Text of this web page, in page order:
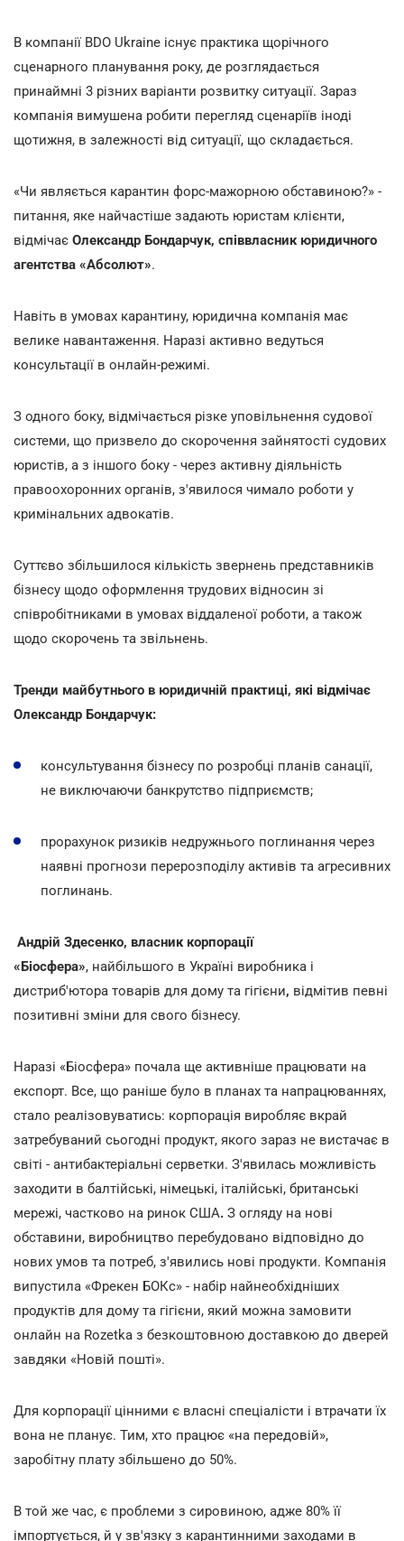
В компанії BDO Ukraine існує практика щорічного
сценарного планування року, де розглядається
принаймні 3 різних варіанти розвитку ситуації. Зараз
компанія вимушена робити перегляд сценаріїв іноді
щотижня, в залежності від ситуації, що складається.
«Чи являється карантин форс-мажорною обставиною?» -
питання, яке найчастіше задають юристам клієнти,
відмічає Олександр Бондарчук, співвласник юридичного
агентства «Абсолют».
Навіть в умовах карантину, юридична компанія має
велике навантаження. Наразі активно ведуться
консультації в онлайн-режимі.
З одного боку, відмічається різке уповільнення судової
системи, що призвело до скорочення зайнятості судових
юристів, а з іншого боку - через активну діяльність
правоохоронних органів, з'явилося чимало роботи у
кримінальних адвокатів.
Суттєво збільшилося кількість звернень представників
бізнесу щодо оформлення трудових відносин зі
співробітниками в умовах віддаленої роботи, а також
щодо скорочень та звільнень.
Тренди майбутнього в юридичній практиці, які відмічає
Олександр Бондарчук:
консультування бізнесу по розробці планів санації,
не виключаючи банкрутство підприємств;
прорахунок ризиків недружнього поглинання через
наявні прогнози перерозподілу активів та агресивних
поглинань.
Андрій Здесенко, власник корпорації
«Біосфера», найбільшого в Україні виробника і
дистриб'ютора товарів для дому та гігієни, відмітив певні
позитивні зміни для свого бізнесу.
Наразі «Біосфера» почала ще активніше працювати на
експорт. Все, що раніше було в планах та напрацюваннях,
стало реалізовуватись: корпорація виробляє вкрай
затребуваний сьогодні продукт, якого зараз не вистачає в
світі - антибактеріальні серветки. З'явилась можливість
заходити в балтійські, німецькі, італійські, британські
мережі, частково на ринок США. З огляду на нові
обставини, виробництво перебудовано відповідно до
нових умов та потреб, з'явились нові продукти. Компанія
випустила «Фрекен БОКс» - набір найнеобхідніших
продуктів для дому та гігієни, який можна замовити
онлайн на Rozеtka з безкоштовною доставкою до дверей
завдяки «Новій пошті».
Для корпорації цінними є власні спеціалісти і втрачати їх
вона не планує. Тим, хто працює «на передовій»,
заробітну плату збільшено до 50%.
В той же час, є проблеми з сировиною, адже 80% її
імпортується, й у зв'язку з карантинними заходами в